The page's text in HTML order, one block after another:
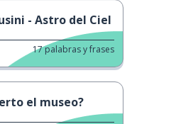
- Astro del Ciel
17palabras y frases
el museo?